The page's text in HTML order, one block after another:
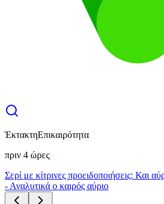
ΈκτακτηΕπικαιρότητα
πριν 4 ώρες
Σερί με κίτρινες προειδοποιήσεις: Και
- Αναλυτικά ο καιρός αύριο